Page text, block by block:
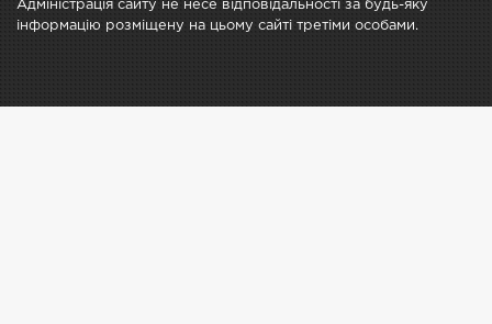
Адміністрація сайту не несе відповідальності за будь-яку
інформацію розміщену на цьому сайті третіми особами.